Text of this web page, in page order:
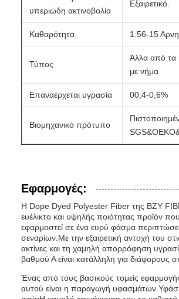
υπεριώδη ακτινοβολία
Εξαιρετικό.
Καθαρότητα 1.56-15
Τύπος
Άλλα από τα
με νήμα
Επαναέρχεται υγρασία 00,4-0,6%
Βιομηχανικό πρότυπο
Εφαρμογές:
Η Dope Dyed Polyester Fiber της BZY
ευέλικτο και υψηλής ποιότητας προϊόν
εφαρμοστεί σε ένα ευρύ φάσμα
σεναρίων.Με την εξαιρετική αντοχή του
ακτίνες και τη χαμηλή απορρόφηση
βαθμού Α είναι κατάλληλη για διάφορους
Ένας από τους βασικούς τομείς
αυτού είναι η παραγωγή